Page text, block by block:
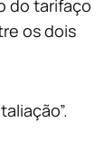
do tarifaço
os dois